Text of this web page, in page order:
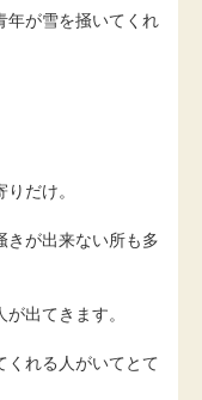
年が雪を掻いてくれ
だけ。
きが出来ない所も多
出てきます。
くれる人がいてとて